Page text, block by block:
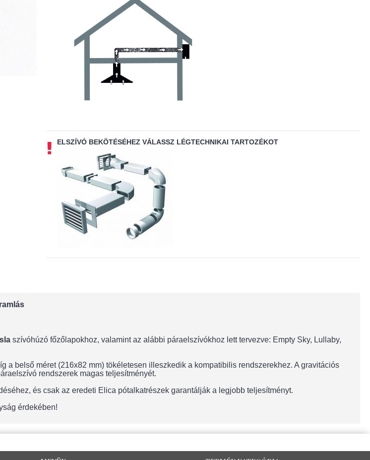
ELSZÍVÓ BEKÖTÉSÉHEZ VÁLASSZ LÉGTECHNIKAI TARTOZÉKOT
szívóhúzó főzőlapokhoz, valamint az alábbi páraelszívókhoz lett tervezve: Empty Sky, Lullaby,
a belső méret (216x82 mm) tökéletesen illeszkedik a kompatibilis rendszerekhez. A gravitációs
rendszerek magas teljesítményét.
és csak az eredeti Elica pótalkatrészek garantálják a legjobb teljesítményt.
érdekében!